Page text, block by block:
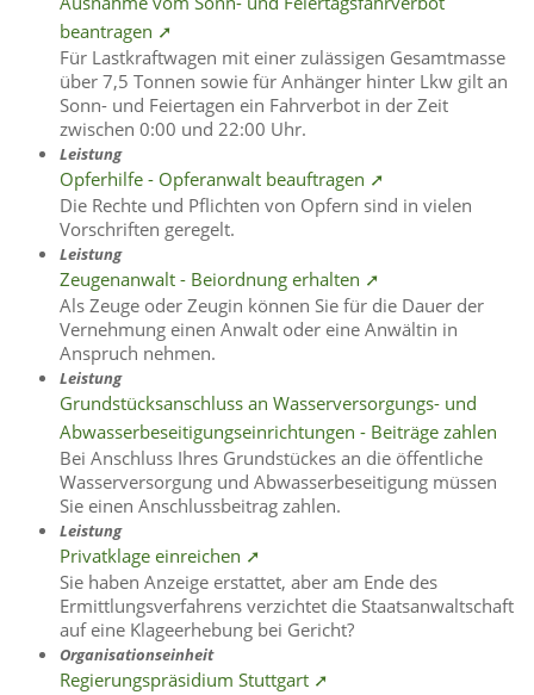
beantragen ➚
Für Lastkraftwagen mit einer zulässigen Gesamtmasse
über 7,5 Tonnen sowie für Anhänger hinter Lkw gilt an
Sonn- und Feiertagen ein Fahrverbot in der Zeit
zwischen 0:00 und 22:00 Uhr.
Leistung
Opferhilfe - Opferanwalt beauftragen ➚
Die Rechte und Pflichten von Opfern sind in vielen
Vorschriften geregelt.
Leistung
Zeugenanwalt - Beiordnung erhalten ➚
Als Zeuge oder Zeugin können Sie für die Dauer der
Vernehmung einen Anwalt oder eine Anwältin in
Anspruch nehmen.
Leistung
Grundstücksanschluss an Wasserversorgungs- und
Abwasserbeseitigungseinrichtungen - Beiträge zahlen
Bei Anschluss Ihres Grundstückes an die öffentliche
Wasserversorgung und Abwasserbeseitigung müssen
Sie einen Anschlussbeitrag zahlen.
Leistung
Privatklage einreichen ➚
Sie haben Anzeige erstattet, aber am Ende des
Ermittlungsverfahrens verzichtet die Staatsanwaltschaft
auf eine Klageerhebung bei Gericht?
Organisationseinheit
Regierungspräsidium Stuttgart ➚